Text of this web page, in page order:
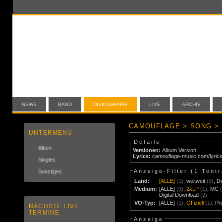
NEWS BAND DISKOGRAFIE LIVE ARCHIV
UNTERMENÜ
Alben
Singles
Sonstiges
NÄCHSTE LIVE
TERMINE
CAMOUFLAGE > SONG >
Details
Versionen: Album Version
Lyrics: camouflage-music.com/
Anzeige-Filter ( 1
Land:
[ALLE] (1) ,weltweit (0)
Medium: [ALLE] (9) ,2xLP (1) MC
Digital Download (2)
VÖ-Typ:
[ALLE] (1) ,Offiziell (1)
Anzeige